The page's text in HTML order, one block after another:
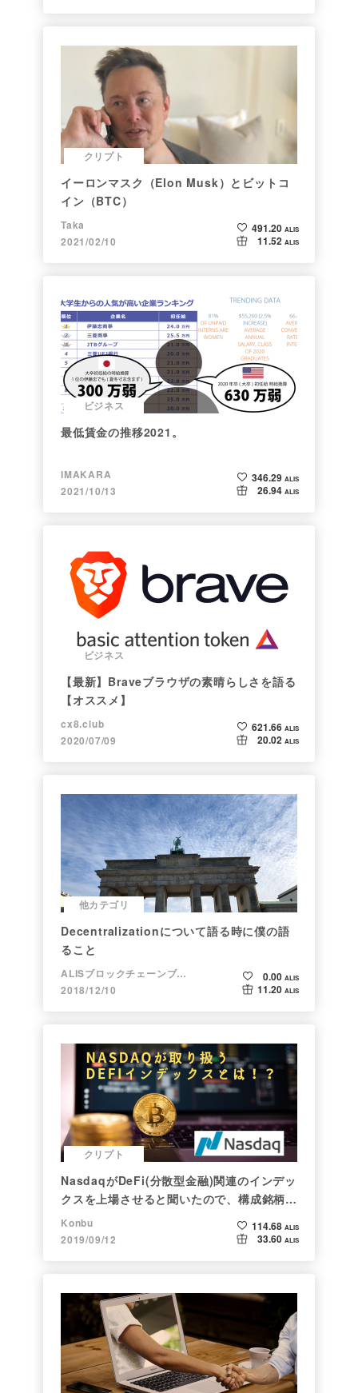
クリプト
イーロンマスク（Elon Musk）とビットコ
イン（BTC）
Taka
2021/02/10
491.20 ALIS
11.52 ALIS
ビジネス
最低賃金の推移2021。
IMAKARA
2021/10/13
346.29 ALIS
26.94 ALIS
ビジネス
【最新】Braveブラウザの素晴らしさを語る
【オススメ】
cx8.club
2020/07/09
621.66 ALIS
20.02 ALIS
他カテゴリ
Decentralizationについて語る時に僕の語
ること
ALISブロックチェーンブログ
2018/12/10
0.00 ALIS
11.20 ALIS
クリプト
NasdaqがDeFi(分散型金融)関連のインデッ
クスを上場させると聞いたので、構成銘柄を
調べてみた
Konbu
2019/09/12
114.68 ALIS
33.60 ALIS